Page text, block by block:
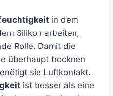
in dem
Silikon arbeiten,
Rolle. Damit die
überhaupt trocknen
sie Luftkontakt.
ist besser als eine